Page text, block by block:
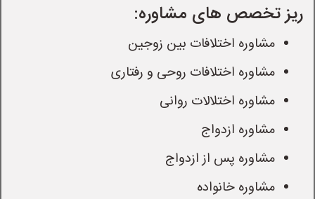
ریز تخصص های مشاوره:
مشاوره اختلافات بین زوجین
مشاوره اختلافات روحی و رفتاری
مشاوره اختلالات روانی
مشاوره ازدواج
مشاوره پس از ازدواج
مشاوره خانواده